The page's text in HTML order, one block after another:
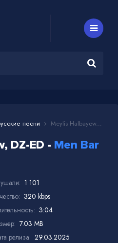
песни Meylis Halbayew, DZ-ED - Men Bar Yanynda
DZ-ED - Men Bar
1 101
320 kbps
3:04
7.03 MB
релиза: 29.03.2025